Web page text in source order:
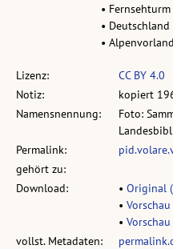
• Fernsehturm
• Deutschland
• Alpenvorland
Lizenz:
CC BY 4.0
Notiz:
kopiert
Namensnennung:
Foto:
Permalink:
gehört zu:
Download:
• Original
•
•
vollst. Metadaten: